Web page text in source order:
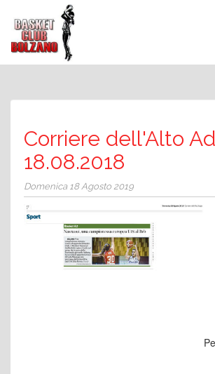
Corriere dell'Alto
18.08.2018
Domenica 18 Agosto 2019